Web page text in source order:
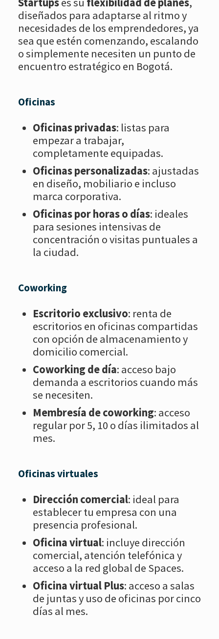
diseñados para adaptarse al ritmo y
necesidades de los emprendedores, ya
sea que estén comenzando, escalando
o simplemente necesiten un punto de
encuentro estratégico en Bogotá.
Oficinas
Oficinas privadas: listas para
empezar a trabajar,
completamente equipadas.
Oficinas personalizadas: ajustadas
en diseño, mobiliario e incluso
marca corporativa.
Oficinas por horas o días: ideales
para sesiones intensivas de
concentración o visitas puntuales a
la ciudad.
Coworking
Escritorio exclusivo: renta de
escritorios en oficinas compartidas
con opción de almacenamiento y
domicilio comercial.
Coworking de día: acceso bajo
demanda a escritorios cuando más
se necesiten.
Membresía de coworking: acceso
regular por 5, 10 o días ilimitados al
mes.
Oficinas virtuales
Dirección comercial: ideal para
establecer tu empresa con una
presencia profesional.
Oficina virtual: incluye dirección
comercial, atención telefónica y
acceso a la red global de Spaces.
Oficina virtual Plus: acceso a salas
de juntas y uso de oficinas por cinco
días al mes.